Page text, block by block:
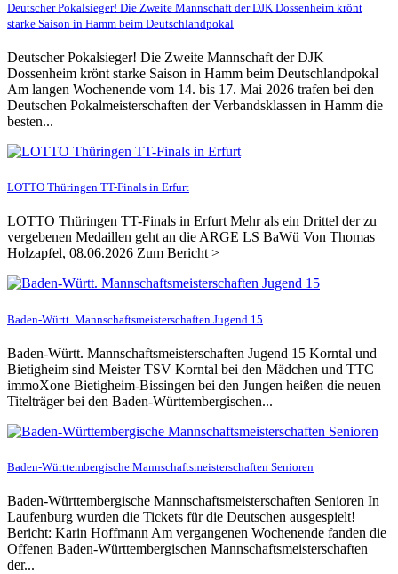
Deutscher Pokalsieger! Die Zweite Mannschaft der DJK Dossenheim krönt
starke Saison in Hamm beim Deutschlandpokal
Deutscher Pokalsieger! Die Zweite Mannschaft der DJK
Dossenheim krönt starke Saison in Hamm beim Deutschlandpokal
Am langen Wochenende vom 14. bis 17. Mai 2026 trafen bei den
Deutschen Pokalmeisterschaften der Verbandsklassen in Hamm die
besten...
LOTTO Thüringen TT-Finals in Erfurt
LOTTO Thüringen TT-Finals in Erfurt Mehr als ein Drittel der zu
vergebenen Medaillen geht an die ARGE LS BaWü Von Thomas
Holzapfel, 08.06.2026 Zum Bericht >
Baden-Württ. Mannschaftsmeisterschaften Jugend 15
Baden-Württ. Mannschaftsmeisterschaften Jugend 15 Korntal und
Bietigheim sind Meister TSV Korntal bei den Mädchen und TTC
immoXone Bietigheim-Bissingen bei den Jungen heißen die neuen
Titelträger bei den Baden-Württembergischen...
Baden-Württembergische Mannschaftsmeisterschaften Senioren
Baden-Württembergische Mannschaftsmeisterschaften Senioren In
Laufenburg wurden die Tickets für die Deutschen ausgespielt!
Bericht: Karin Hoffmann Am vergangenen Wochenende fanden die
Offenen Baden-Württembergischen Mannschaftsmeisterschaften
der...